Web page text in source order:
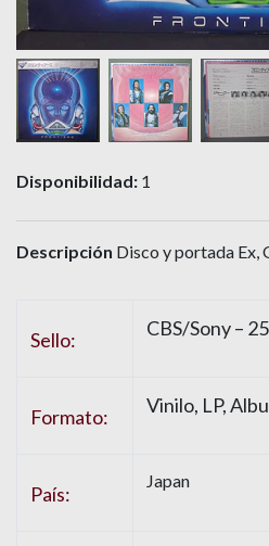
Disponibilidad: 1
Descripción Disco y portada Ex,
Sello: CBS/Sony –
Formato: Vinilo, LP,
País:
Japan